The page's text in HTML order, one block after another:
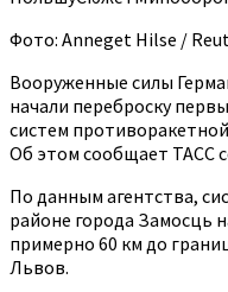
Фото: Anneget Hilse /
Вооруженные силы
начали переброску
систем
Об этом сообщает ТАСС
По данным агентства,
районе города Замосць
примерно 60 км до
Львов.